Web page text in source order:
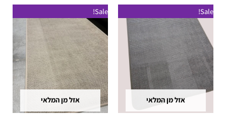
Sale!
אזל מן המלאי
מחירים:
עד
זה
יש
מספר
סוגים.
ניתן
לבחור
את
Sale!
אזל מן המלאי
מחירים:
זה
מספר
סוגים.
ניתן
לבחור
את